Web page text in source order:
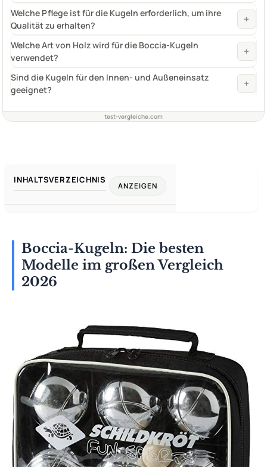
Welche Pflege ist für die Kugeln erforderlich, um ihre
Qualität zu erhalten?
+
Welche Art von Holz wird für die Boccia-Kugeln
verwendet?
+
Sind die Kugeln für den Innen- und Außeneinsatz
geeignet?
+
test-vergleiche.com
Boccia-Kugeln: Die besten
Modelle im großen Vergleich
2026
INHALTSVERZEICHNIS
ANZEIGEN